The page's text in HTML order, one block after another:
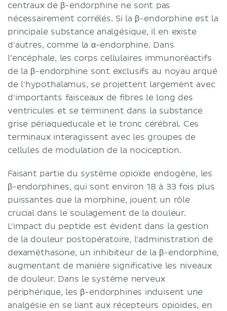
centraux de β-endorphine ne sont pas
nécessairement corrélés. Si la β-endorphine est la
principale substance analgésique, il en existe
d'autres, comme la α-endorphine. Dans
l’encéphale, les corps cellulaires immunoréactifs
de la β-endorphine sont exclusifs au noyau arqué
de l'hypothalamus, se projettent largement avec
d'importants faisceaux de fibres le long des
ventricules et se terminent dans la substance
grise périaqueducale et le tronc cérébral. Ces
terminaux interagissent avec les groupes de
cellules de modulation de la nociception.
Faisant partie du système opioïde endogène, les
β-endorphines, qui sont environ 18 à 33 fois plus
puissantes que la morphine, jouent un rôle
crucial dans le soulagement de la douleur.
L'impact du peptide est évident dans la gestion
de la douleur postopératoire, l'administration de
dexaméthasone, un inhibiteur de la β-endorphine,
augmentant de manière significative les niveaux
de douleur. Dans le système nerveux
périphérique, les β-endorphines induisent une
analgésie en se liant aux récepteurs opioïdes, en